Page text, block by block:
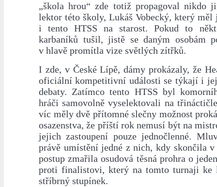
„škola hrou“ zde totiž propagoval nikdo
lektor této školy, Lukáš Vobecký, který
i tento HTSS na starost. Pokud to
karbaníků tušil, jistě se daným osobám
v hlavě promítla vize světlých zítřků.
I zde, v České Lípě, dámy prokázaly, že
oficiální kompetitivní události se týkají i
debaty. Zatímco tento HTSS byl
hráči samovolně vyselektovali na
víc měly dvě přítomné slečny možnost
osazenstva, že příští rok nemusí být na
jejich zastoupení pouze jednočlenné.
právě umístění jedné z nich, kdy skončila
postup zmařila osudová těsná prohra o
proti finalistovi, který na tomto turnaji ke
stříbrný stupínek.